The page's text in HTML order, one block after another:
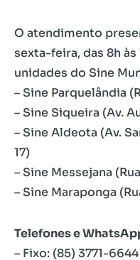
O atendimento
sexta-feira, das 8h às
unidades do Sine
– Sine Parquelândia
– Sine Siqueira (Av.
– Sine Aldeota (Av.
17)
– Sine Messejana
– Sine Maraponga
Telefones e
– Fixo: (85) 3771-6644